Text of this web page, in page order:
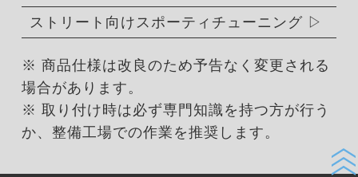
ストリート向けスポーティチューニング
※ 商品仕様は改良のため予告なく変更される
場合があります。
※ 取り付け時は必ず専門知識を持つ方が行う
か、整備工場での作業を推奨します。